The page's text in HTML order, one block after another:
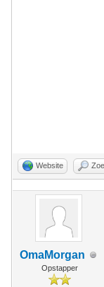
Website
OmaMorgan
Opstapper